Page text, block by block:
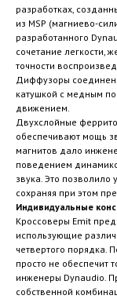
разработках,
из MSP (магниево-
разработанного
сочетание легкости,
точности
Диффузоры
катушкой с медным
движением.
Двухслойные
обеспечивают мощь
магнитов дало
поведением
звука. Это позволило
сохраняя при этом
Индивидуальные
Кроссоверы Emit
использующие
четвертого порядка.
просто не обеспечит
инженеры Dynaudio.
собственной